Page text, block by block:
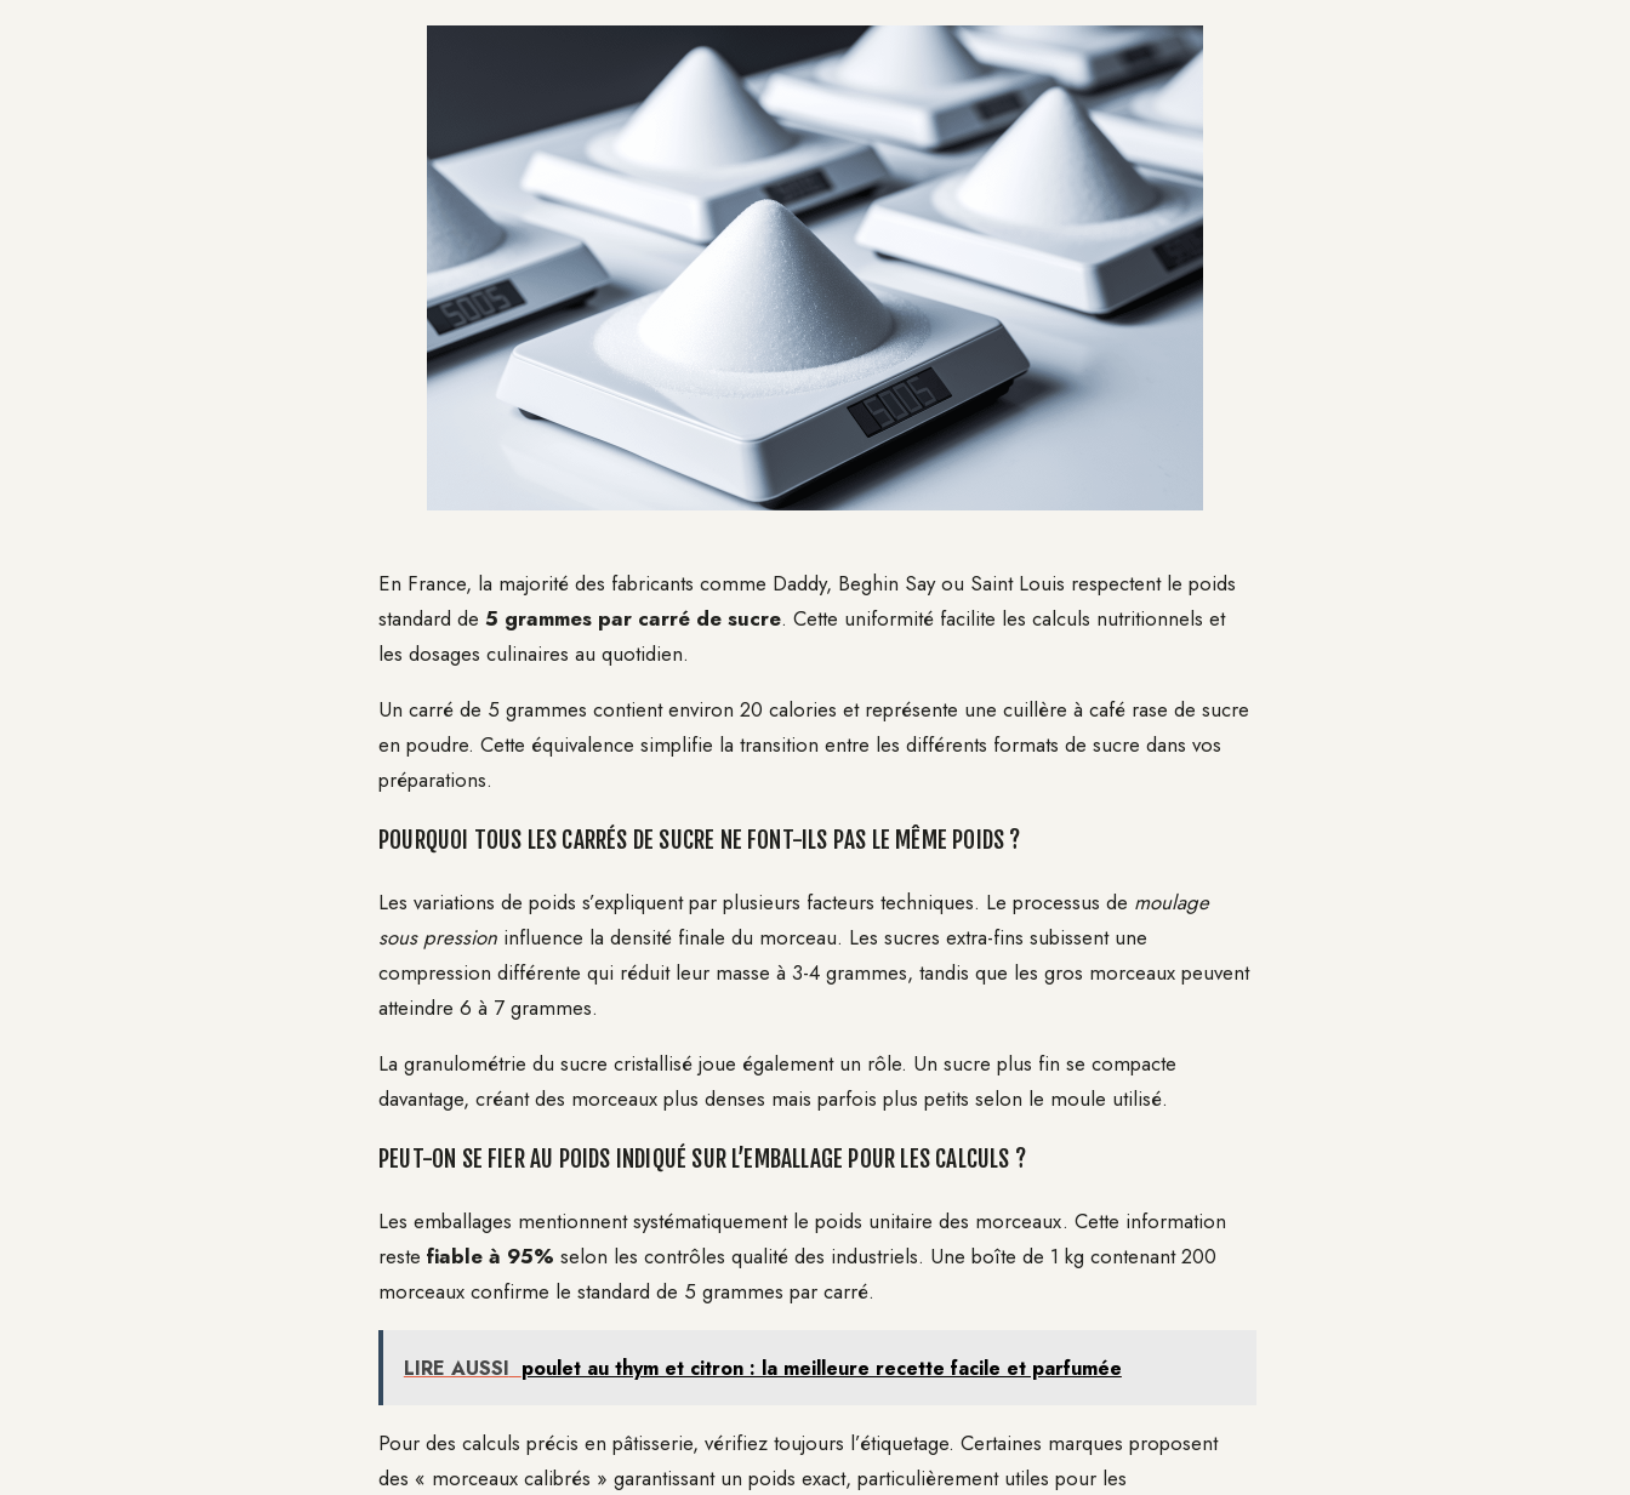
En France, la majorité des fabricants comme Daddy, Beghin Say ou Saint Louis respectent le poids
standard de 5 grammes par carré de sucre. Cette uniformité facilite les calculs nutritionnels et
les dosages culinaires au quotidien.
Un carré de 5 grammes contient environ 20 calories et représente une cuillère à café rase de sucre
en poudre. Cette équivalence simplifie la transition entre les différents formats de sucre dans vos
préparations.
POURQUOI TOUS LES CARRÉS DE SUCRE NE FONT-ILS PAS LE MÊME POIDS ?
Les variations de poids s’expliquent par plusieurs facteurs techniques. Le processus de moulage
sous pression influence la densité finale du morceau. Les sucres extra-fins subissent une
compression différente qui réduit leur masse à 3-4 grammes, tandis que les gros morceaux peuvent
atteindre 6 à 7 grammes.
La granulométrie du sucre cristallisé joue également un rôle. Un sucre plus fin se compacte
davantage, créant des morceaux plus denses mais parfois plus petits selon le moule utilisé.
PEUT-ON SE FIER AU POIDS INDIQUÉ SUR L’EMBALLAGE POUR LES CALCULS ?
Les emballages mentionnent systématiquement le poids unitaire des morceaux. Cette information
reste fiable à 95% selon les contrôles qualité des industriels. Une boîte de 1 kg contenant 200
morceaux confirme le standard de 5 grammes par carré.
LIRE AUSSI poulet au thym et citron : la meilleure recette facile et parfumée
Pour des calculs précis en pâtisserie, vérifiez toujours l’étiquetage. Certaines marques proposent
des « morceaux calibrés » garantissant un poids exact, particulièrement utiles pour les